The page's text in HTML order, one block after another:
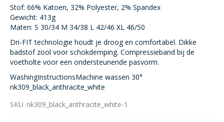
Stof: 66% Katoen, 32% Polyester, 2% Spandex
Gewicht: 413g
Maten: S 30/34 M 34/38 L 42/46 XL 46/50
Dri-FIT technologie houdt je droog en comfortabel. Dikke
badstof zool voor schokdemping. Compressieband bij de
voetholte voor een ondersteunende pasvorm.
WashingInstructionsMachine wassen 30°
nk309_black_anthracite_white
SKU nk309_black_anthracite_white-1